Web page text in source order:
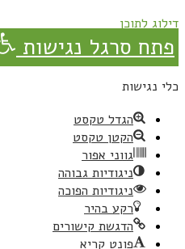
דילוג לתוכן
פתח סרגל נגישות
כלי נגישות
הגדל טקסט
הקטן טקסט
גווני אפור
ניגודיות גבוהה
ניגודיות הפוכה
רקע בהיר
הדגשת קישורים
פונט קריא